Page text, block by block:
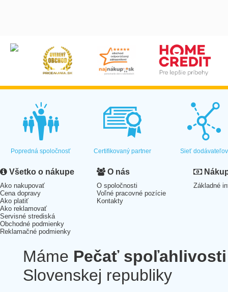
Popredná spoločnosť Certifikovaný partner Sieť dodávateľov
Všetko o nákupe
Ako nakupovať
Cena dopravy
Ako platiť
Ako reklamovať
Servisné strediská
Obchodné podmienky
Reklamačné podmienky
O nás
O spoločnosti
Voľné pracovné pozície
Kontakty
Základné
Máme Pečať spoľahlivosti
Slovenskej republiky